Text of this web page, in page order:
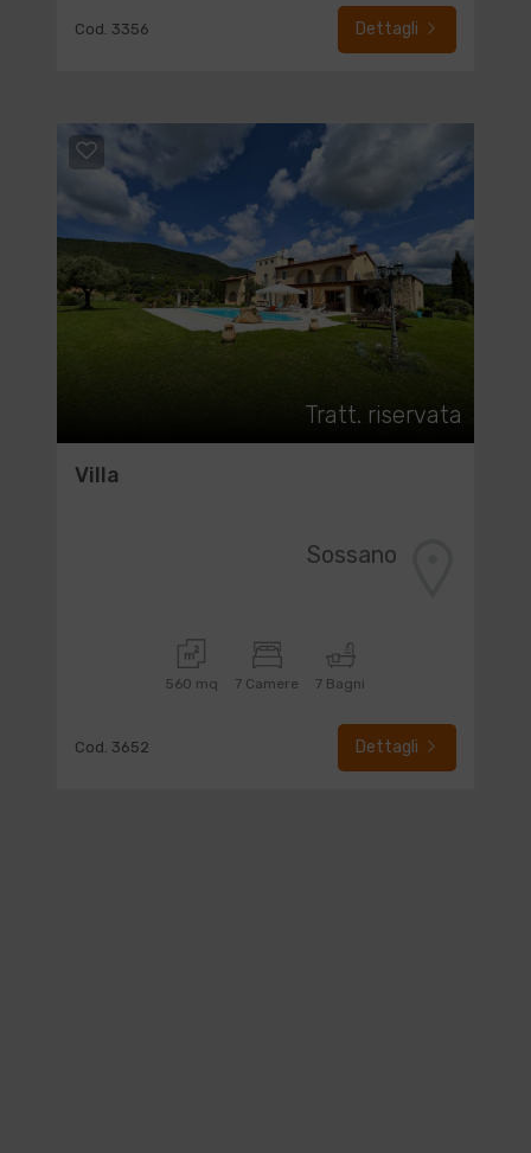
Cod. 3356 Dettagli
Tratt. riservata
Villa
Sossano
560 mq 7 Camere 7 Bagni
Cod. 3652 Dettagli